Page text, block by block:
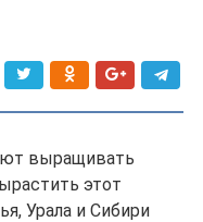
выращивать
этот
Урала и Сибири